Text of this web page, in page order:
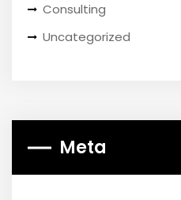
Consulting
Uncategorized
Meta